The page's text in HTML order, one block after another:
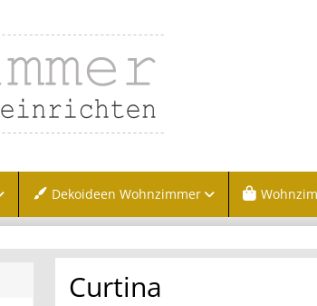
Dekoideen Wohnzimmer
Curtina